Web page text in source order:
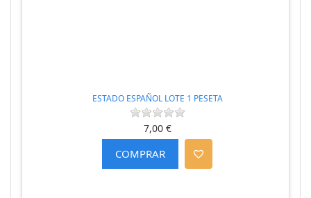
ESTADO ESPAÑOL LOTE 1 PESETA
7,00 €